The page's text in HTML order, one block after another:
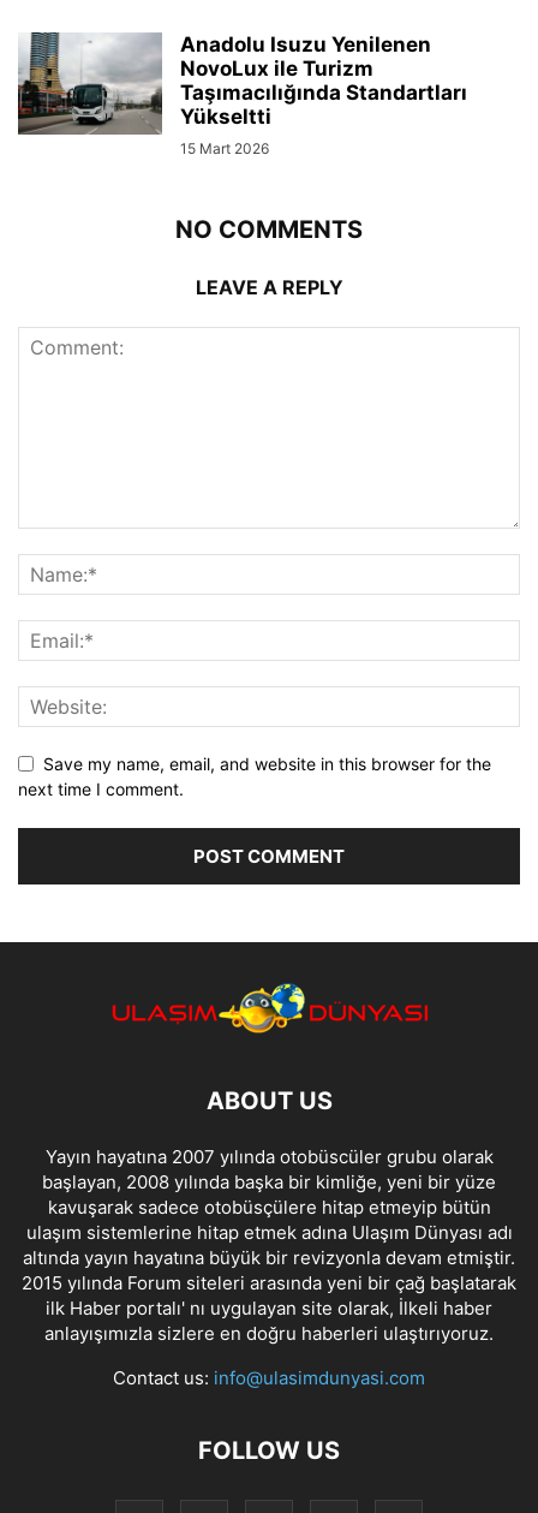
Anadolu Isuzu Yenilenen
NovoLux ile Turizm
Taşımacılığında Standartları
Yükseltti
15 Mart 2026
NO COMMENTS
LEAVE A REPLY
Save my name, email, and website in this browser for the
next time I comment.
ABOUT US
Yayın hayatına 2007 yılında otobüscüler grubu olarak
başlayan, 2008 yılında başka bir kimliğe, yeni bir yüze
kavuşarak sadece otobüsçülere hitap etmeyip bütün
ulaşım sistemlerine hitap etmek adına Ulaşım Dünyası adı
altında yayın hayatına büyük bir revizyonla devam etmiştir.
2015 yılında Forum siteleri arasında yeni bir çağ başlatarak
ilk Haber portalı' nı uygulayan site olarak, İlkeli haber
anlayışımızla sizlere en doğru haberleri ulaştırıyoruz.
Contact us: info@ulasimdunyasi.com
FOLLOW US